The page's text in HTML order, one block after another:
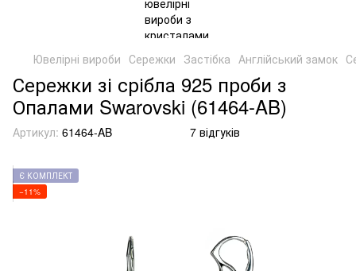
Ювелірні вироби Сережки Застібка Англійський замок
Сережки зі срібла 925 проби з
Опалами Swarovski (61464-AB)
Артикул: 61464-AB 7 відгуків
Є КОМПЛЕКТ
−11%